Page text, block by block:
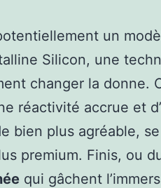
un
Silicon, une
changer la donne.
réactivité accrue et
bien plus agréable, se
premium. Finis, ou
qui gâchent